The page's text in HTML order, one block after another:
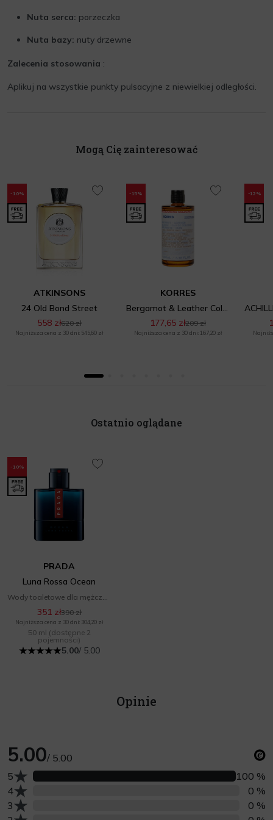
Nuta serca: porzeczka
Nuta bazy: nuty drzewne
Zalecenia stosowania :
Aplikuj na wszystkie punkty pulsacyjne z niewielkiej odległości.
Mogą Cię zainteresować
-10%
ATKINSONS
24 Old Bond Street
558 zł620 zł
Najniższa cena z 30 dni: 545,60 zł
-15%
KORRES
Bergamot & Leather Cologne
177,65 zł209 zł
Najniższa cena z 30 dni: 167,20 zł
-12%
Ostatnio oglądane
-10%
PRADA
Luna Rossa Ocean
351 zł390 zł
Najniższa cena z 30 dni: 304,20 zł
50 ml (dostępne 2
pojemności)
5.00/ 5.00
Opinie
5.00/ 5.00
Liczba opinii z oceną
3 0 %
Liczba opinii z oceną
4 0 %
Liczba opinii z oceną
5 100 %